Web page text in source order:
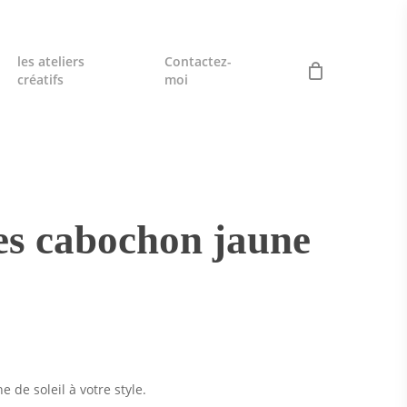
les ateliers
créatifs
Contactez-
moi
cabochon jaune
de soleil à votre style.